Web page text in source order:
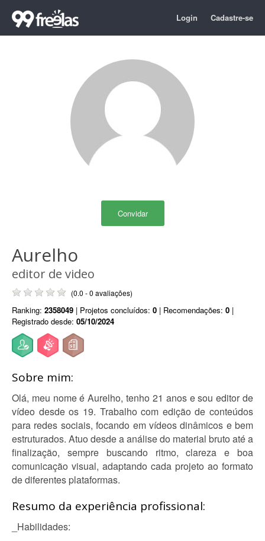
Login Cadastre-se
Convidar
Aurelho
editor de video
(0.0 - 0 avaliações)
Ranking: 2358049 | Projetos concluídos: 0 | Recomendações: 0 |
Registrado desde: 05/10/2024
Sobre mim:
Olá, meu nome é Aurelho, tenho 21 anos e sou editor de
vídeo desde os 19. Trabalho com edição de conteúdos
para redes sociais, focando em vídeos dinâmicos e bem
estruturados. Atuo desde a análise do material bruto até a
finalização, sempre buscando ritmo, clareza e boa
comunicação visual, adaptando cada projeto ao formato
de diferentes plataformas.
Resumo da experiência profissional:
_Habilidades: